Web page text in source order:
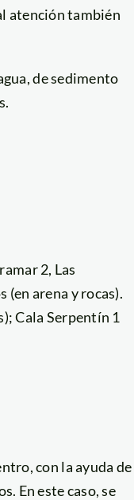
atención también
de sedimento
2, Las
(en arena y rocas).
Cala Serpentín 1
con la ayuda de
En este caso, se